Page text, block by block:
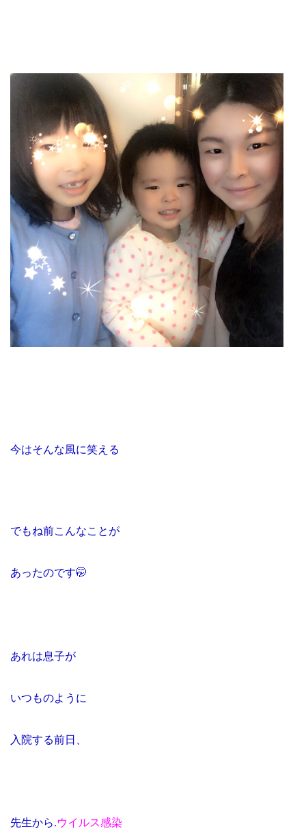
今はそんな風に笑える
でもね前こんなことが
あったのです🤭
あれは息子が
いつものように
入院する前日、
先生から.ウイルス感染